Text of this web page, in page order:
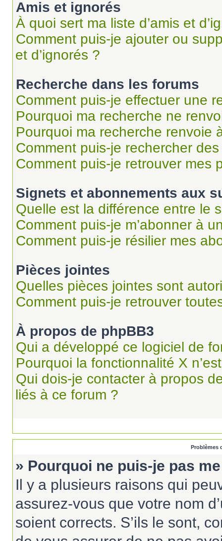
Amis et ignorés
À quoi sert ma liste d’amis et
Comment puis-je ajouter ou
et d’ignorés ?
Recherche dans les forums
Comment puis-je effectuer une
Pourquoi ma recherche ne
Pourquoi ma recherche renvoie
Comment puis-je rechercher
Comment puis-je retrouver mes
Signets et abonnements aux
Quelle est la différence entre le
Comment puis-je m’abonner à
Comment puis-je résilier mes
Pièces jointes
Quelles pièces jointes sont
Comment puis-je retrouver
À propos de phpBB3
Qui a développé ce logiciel de
Pourquoi la fonctionnalité X
Qui dois-je contacter à propos
liés à ce forum ?
Problèmes
» Pourquoi ne puis-je pas
Il y a plusieurs raisons qui
assurez-vous que votre nom
soient corrects. S’ils le sont,